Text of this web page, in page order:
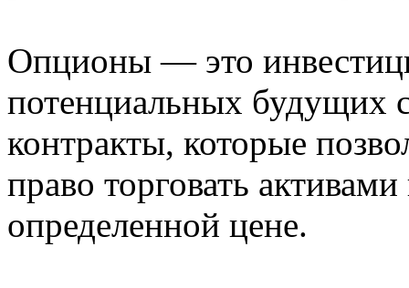
Опционы — это
потенциальных будущих
контракты, которые
право торговать
определенной цене.